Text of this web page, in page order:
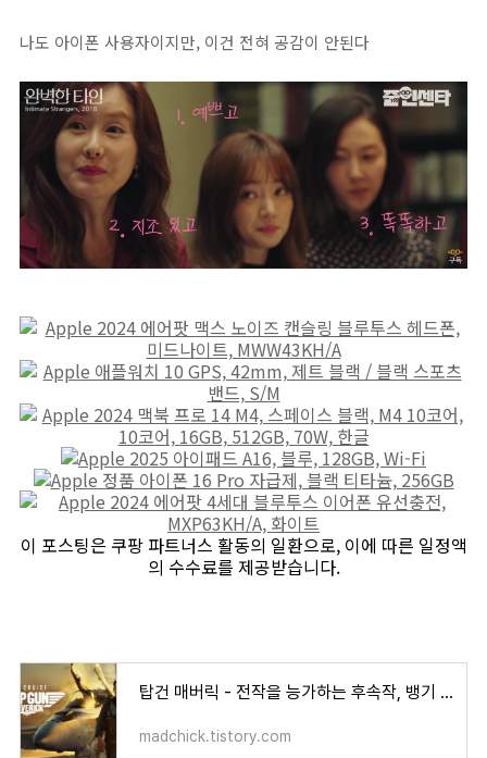
나도 아이폰 사용자이지만, 이건 전혀 공감이 안된다
이 포스팅은 쿠팡 파트너스 활동의 일환으로, 이에 따른 일정액
의 수수료를 제공받습니다.
탑건 매버릭 - 전작을 능가하는 후속작, 뱅기 좋아하면 이건 봐야지
madchick.tistory.com